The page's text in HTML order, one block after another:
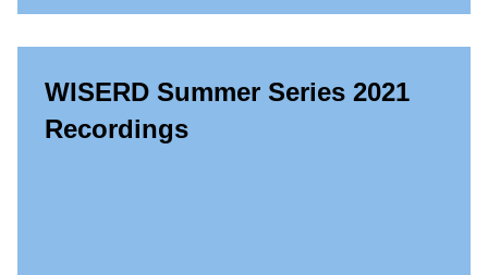
WISERD Summer Series 2021
Recordings